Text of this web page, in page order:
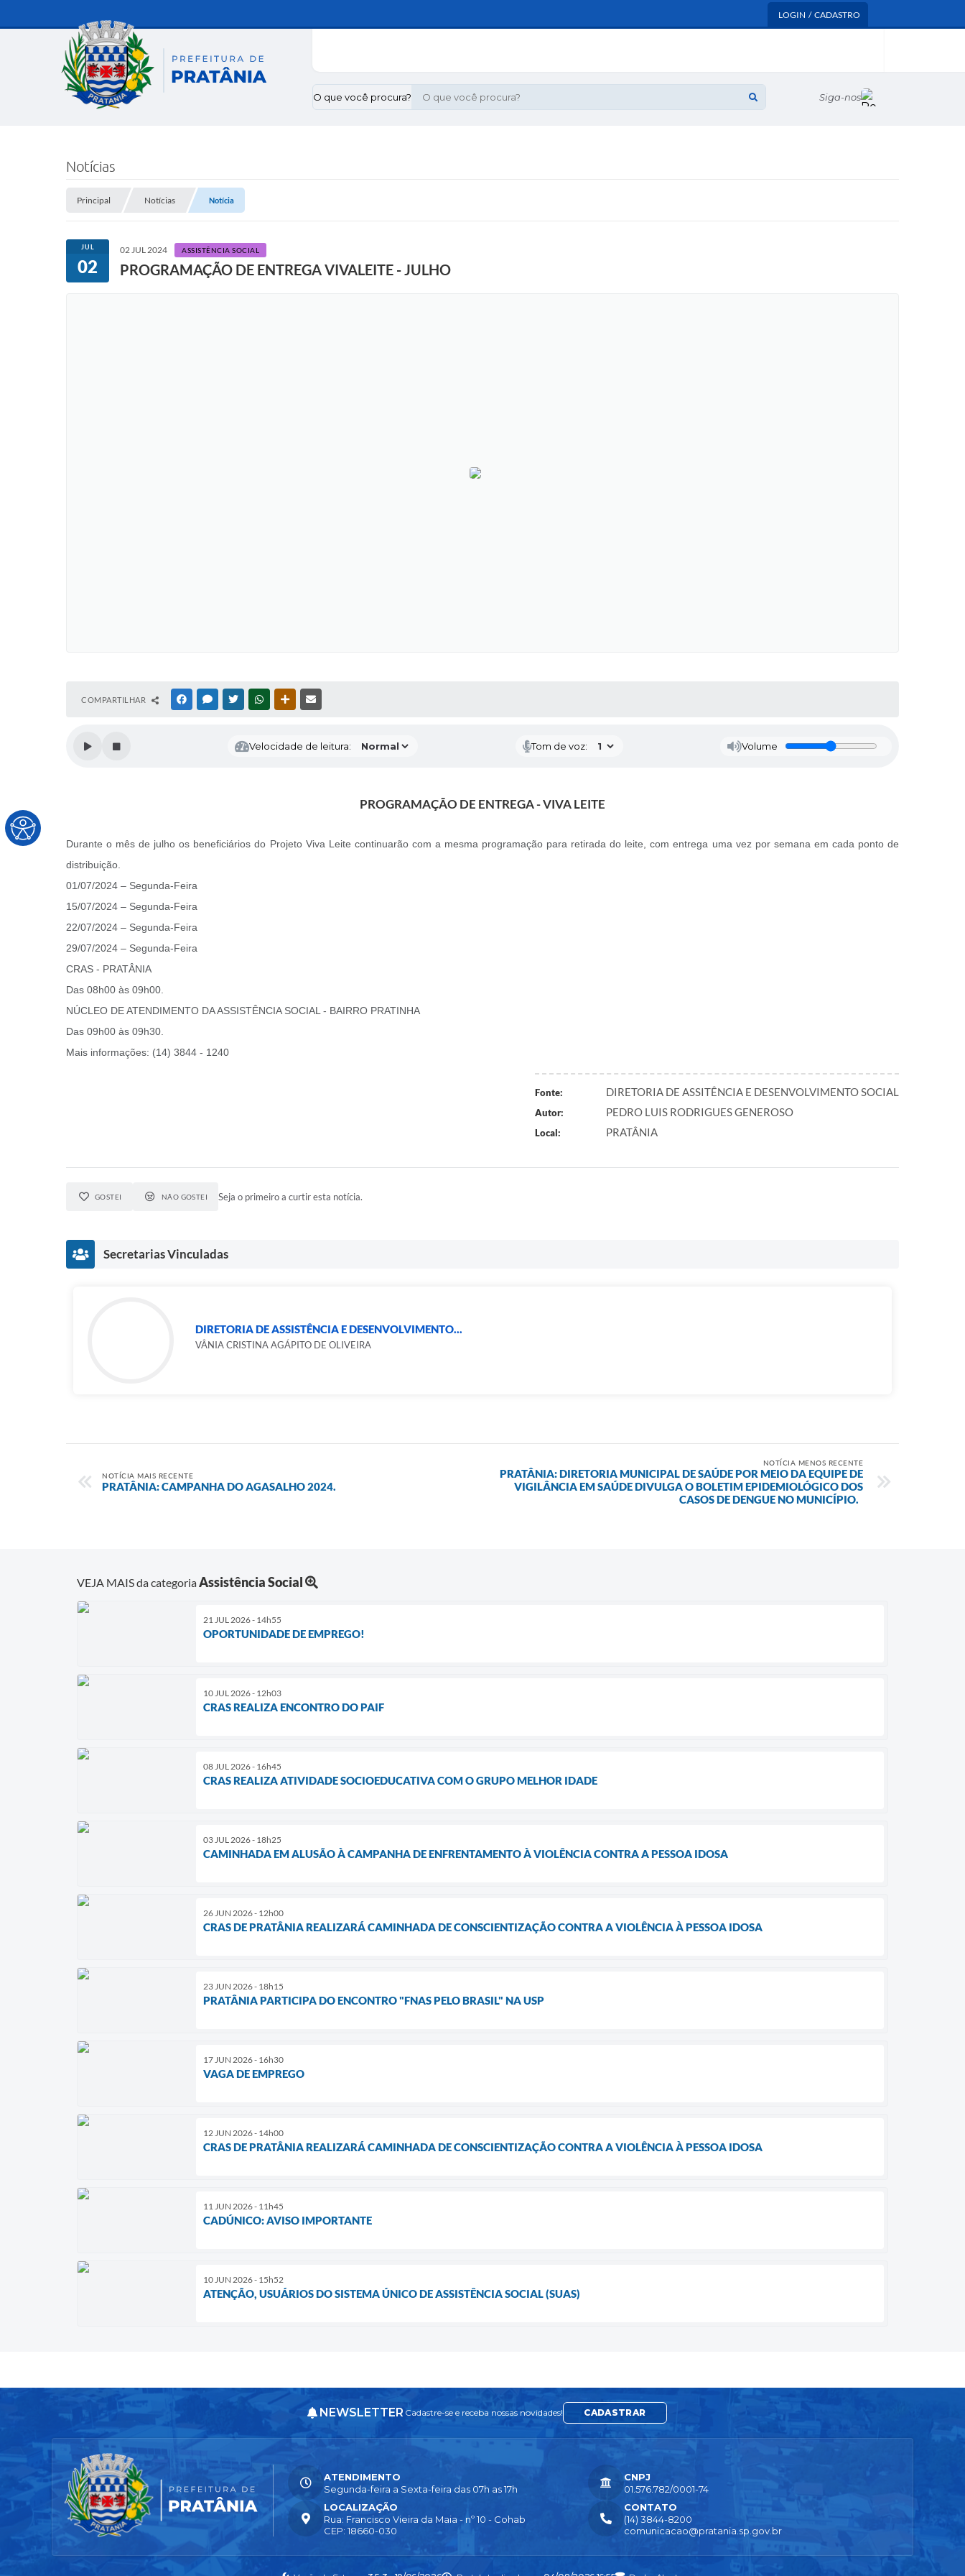
LOGIN / CADASTRO
O que você procura? Siga-nos
Notícias
Principal Notícias Notícia
JUL
02
02 JUL 2024 ASSISTÊNCIA SOCIAL
PROGRAMAÇÃO DE ENTREGA VIVALEITE - JULHO
COMPARTILHAR FACEBOOKMESSENGER
TWITTERWHATSAPPOUTRAS MÍDIAS
Velocidade de leitura: Tom de voz: Volume
PROGRAMAÇÃO DE ENTREGA - VIVA LEITE
Durante o mês de julho os beneficiários do Projeto Viva Leite continuarão com a mesma programação para retirada do leite, com entrega uma vez por semana em cada ponto de
distribuição.
01/07/2024 – Segunda-Feira
15/07/2024 – Segunda-Feira
22/07/2024 – Segunda-Feira
29/07/2024 – Segunda-Feira
CRAS - PRATÂNIA
Das 08h00 às 09h00.
NÚCLEO DE ATENDIMENTO DA ASSISTÊNCIA SOCIAL - BAIRRO PRATINHA
Das 09h00 às 09h30.
Mais informações: (14) 3844 - 1240
Fonte: DIRETORIA DE ASSITÊNCIA E DESENVOLVIMENTO SOCIAL
Autor: PEDRO LUIS RODRIGUES GENEROSO
Local: PRATÂNIA
GOSTEI NÃO GOSTEI Seja o primeiro a curtir esta notícia.
Secretarias Vinculadas
DIRETORIA DE ASSISTÊNCIA E DESENVOLVIMENTO...
VÂNIA CRISTINA AGÁPITO DE OLIVEIRA
NOTÍCIA MAIS RECENTE
PRATÂNIA: CAMPANHA DO AGASALHO 2024.
NOTÍCIA MENOS RECENTE
PRATÂNIA: DIRETORIA MUNICIPAL DE SAÚDE POR MEIO DA EQUIPE DE
VIGILÂNCIA EM SAÚDE DIVULGA O BOLETIM EPIDEMIOLÓGICO DOS
CASOS DE DENGUE NO MUNICÍPIO.
VEJA MAIS da categoriaAssistência Social
21 JUL 2026 - 14h55
OPORTUNIDADE DE EMPREGO!
10 JUL 2026 - 12h03
CRAS REALIZA ENCONTRO DO PAIF
08 JUL 2026 - 16h45
CRAS REALIZA ATIVIDADE SOCIOEDUCATIVA COM O GRUPO MELHOR IDADE
03 JUL 2026 - 18h25
CAMINHADA EM ALUSÃO À CAMPANHA DE ENFRENTAMENTO À VIOLÊNCIA CONTRA A PESSOA IDOSA
26 JUN 2026 - 12h00
CRAS DE PRATÂNIA REALIZARÁ CAMINHADA DE CONSCIENTIZAÇÃO CONTRA A VIOLÊNCIA À PESSOA IDOSA
23 JUN 2026 - 18h15
PRATÂNIA PARTICIPA DO ENCONTRO "FNAS PELO BRASIL" NA USP
17 JUN 2026 - 16h30
VAGA DE EMPREGO
12 JUN 2026 - 14h00
CRAS DE PRATÂNIA REALIZARÁ CAMINHADA DE CONSCIENTIZAÇÃO CONTRA A VIOLÊNCIA À PESSOA IDOSA
11 JUN 2026 - 11h45
CADÚNICO: AVISO IMPORTANTE
10 JUN 2026 - 15h52
ATENÇÃO, USUÁRIOS DO SISTEMA ÚNICO DE ASSISTÊNCIA SOCIAL (SUAS)
NEWSLETTER Cadastre-se e receba nossas novidades! CADASTRAR
LOCALIZAÇÃO
Rua: Francisco Vieira da Maia - nº 10 - Cohab
CEP: 18660-030
CONTATO
(14) 3844-8200
comunicacao@pratania.sp.gov.br
ATENDIMENTO
Segunda-feira a Sexta-feira das 07h as 17h
CNPJ
01.576.782/0001-74